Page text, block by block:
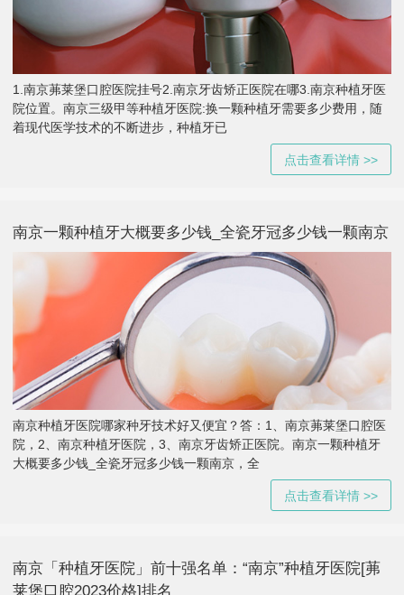
1.南京茀莱堡口腔医院挂号2.南京牙齿矫正医院在哪3.南京种植牙医
院位置。南京三级甲等种植牙医院:换一颗种植牙需要多少费用，随
着现代医学技术的不断进步，种植牙已
点击查看详情 >>
南京一颗种植牙大概要多少钱_全瓷牙冠多少钱一颗南京
南京种植牙医院哪家种牙技术好又便宜？答：1、南京茀莱堡口腔医
院，2、南京种植牙医院，3、南京牙齿矫正医院。南京一颗种植牙
大概要多少钱_全瓷牙冠多少钱一颗南京，全
点击查看详情 >>
南京「种植牙医院」前十强名单：“南京”种植牙医院[茀
莱堡口腔2023价格]排名